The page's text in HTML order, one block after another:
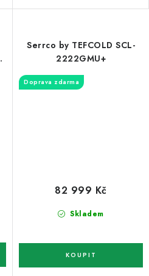
Serrco by TEFCOLD SCL-
2222GMU+
Doprava zdarma
Skladem
82 999 Kč